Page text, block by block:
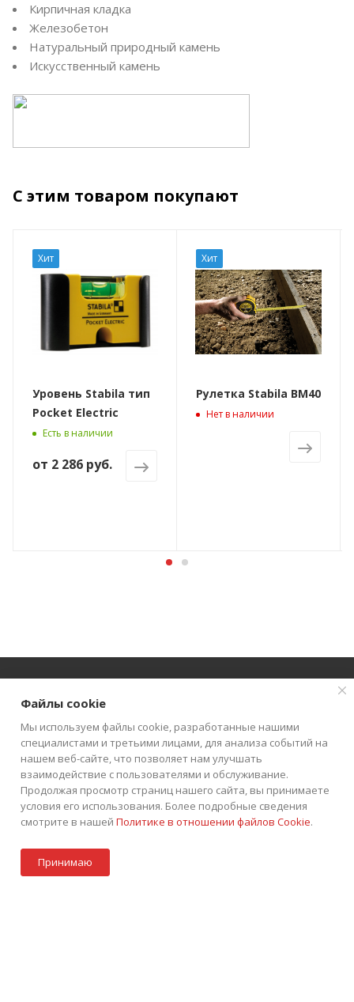
В корзину
Кирпичная кладка
Железобетон
Натуральный природный камень
Искусственный камень
С этим товаром покупают
Хит
Уровень Stabila тип
Pocket Electric
Есть в наличии
от 2 286 руб.
Хит
Рулетка Stabila BM40
Нет в наличии
КАК КУПИТЬ
БЛОГ КОНТАКТЫ
Файлы cookie
Мы используем файлы cookie, разработанные нашими
специалистами и третьими лицами, для анализа событий на
нашем веб-сайте, что позволяет нам улучшать
взаимодействие с пользователями и обслуживание.
Продолжая просмотр страниц нашего сайта, вы принимаете
условия его использования. Более подробные сведения
смотрите в нашей Политике в отношении файлов Cookie.
Принимаю